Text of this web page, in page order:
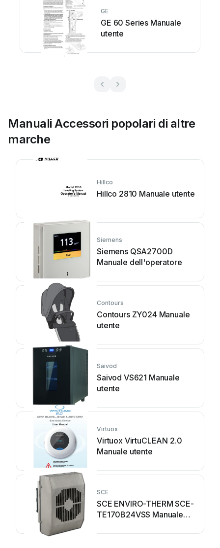
GE
GE 60 Series Manuale
utente
Manuali Accessori popolari di altre
marche
Hillco
Hillco 2810 Manuale utente
Siemens
Siemens QSA2700D
Manuale dell'operatore
Contours
Contours ZY024 Manuale
utente
Saivod
Saivod VS621 Manuale
utente
Virtuox
Virtuox VirtuCLEAN 2.0
Manuale utente
SCE
SCE ENVIRO-THERM SCE-
TE170B24VSS Manuale